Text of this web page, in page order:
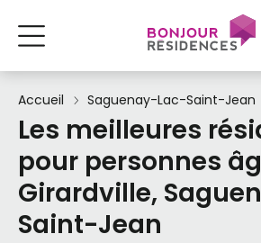
Accueil Saguenay-Lac-Saint-Jean
Les meilleures
pour personnes
Girardville,
Saint-Jean